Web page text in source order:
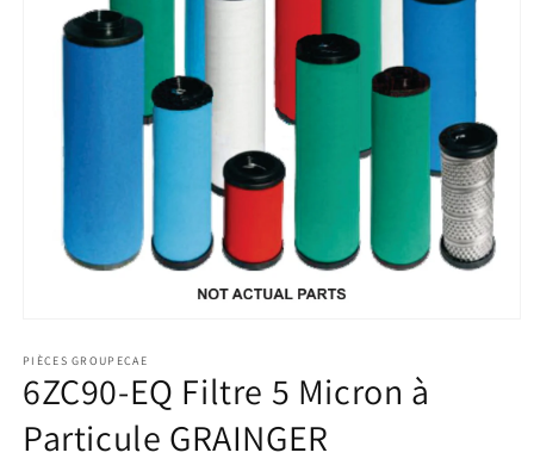
média
1
dans
fenêtre
modale
PIÈCES GROUPECAE
6ZC90-EQ Filtre 5 Micron à
Particule GRAINGER